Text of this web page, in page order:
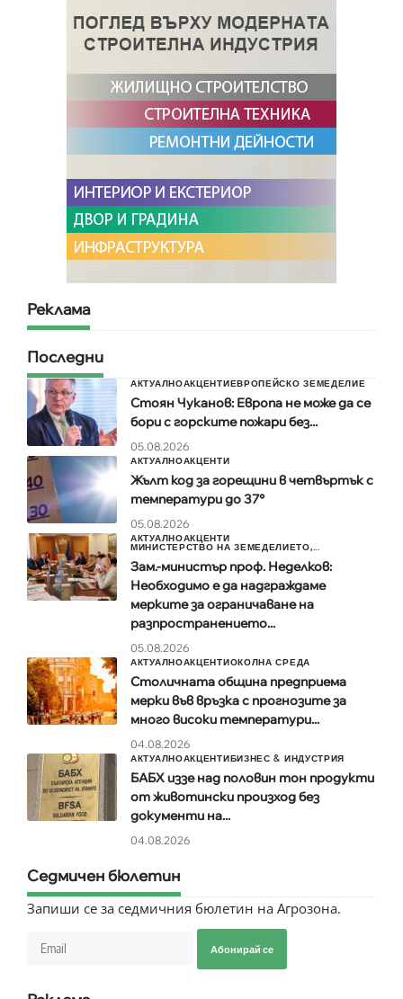
Реклама
Последни
АКТУАЛНОАКЦЕНТИЕВРОПЕЙСКО ЗЕМЕДЕЛИЕ
Стоян Чуканов: Европа не може да се
бори с горските пожари без...
05.08.2026
АКТУАЛНОАКЦЕНТИ
Жълт код за горещини в четвъртък с
температури до 37°
05.08.2026
АКТУАЛНОАКЦЕНТИ
МИНИСТЕРСТВО НА ЗЕМЕДЕЛИЕТО,...
Зам.-министър проф. Неделков:
Необходимо е да надграждаме
мерките за ограничаване на
разпространението...
05.08.2026
АКТУАЛНОАКЦЕНТИОКОЛНА СРЕДА
Столичната община предприема
мерки във връзка с прогнозите за
много високи температури...
04.08.2026
АКТУАЛНОАКЦЕНТИБИЗНЕС & ИНДУСТРИЯ
БАБХ иззе над половин тон продукти
от животински произход без
документи на...
04.08.2026
Седмичен бюлетин
Запиши се за седмичния бюлетин на Агрозона.
Абонирай се